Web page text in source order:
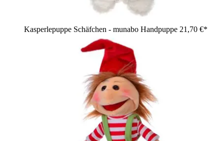
Kasperlepuppe Schäfchen - munabo Handpuppe 21,70 €*